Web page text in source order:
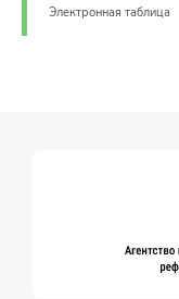
Электронная таблица